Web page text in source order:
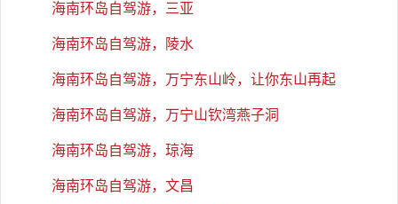
海南环岛自驾游，三亚
海南环岛自驾游，陵水
海南环岛自驾游，万宁东山岭，让你东山再起
海南环岛自驾游，万宁山钦湾燕子洞
海南环岛自驾游，琼海
海南环岛自驾游，文昌